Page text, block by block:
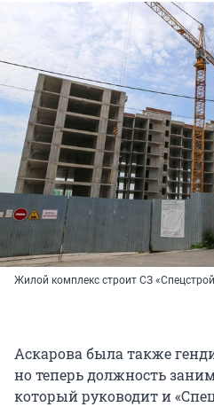
Жилой комплекс строит СЗ
Аскарова была также
но теперь должность
который руководит и